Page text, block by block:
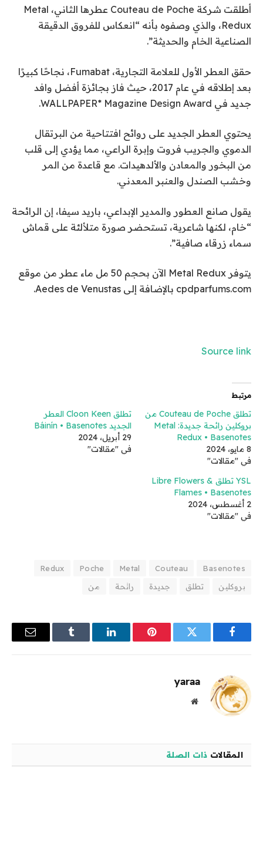
أطلقت شركة Couteau de Poche عطرها الثاني، Metal
Redux، والذي وصفوه بأنه “انعكاس للفروق الدقيقة
الصناعية الخام والحديثة”.
حقق العطر الأول للعلامة التجارية، Fumabat، نجاحًا كبيرًا
بعد إطلاقه في عام 2017، حيث فاز بجائزة أفضل وافد
جديد في WALLPAPER* Magazine Design Award.
يحتوي العطر الجديد على روائح افتتاحية من البرتقال
الدموي والجريب فروت وإبرة الراعي، مما يؤدي إلى قلب
من البخور والمعادن والألدهيدات. مع قاعدة من المر
وخشب الصندل والعنبر المعدني.
يقول صانع العطور والمدير الإبداعي، باريد سيفا، إن الرائحة
“خام، لكنها شاعرية، تستحضر صورة متلألئة على قماش
سماء زرقاء صافية”.
يتوفر Metal Redux الآن بحجم 50 مل ماء عطر من موقع
cpdparfums.com بالإضافة إلى Aedes de Venustas.
Source link
مرتبط
تطلق Couteau de Poche من
بروكلين رائحة جديدة: Metal
Redux • Basenotes
8 مايو، 2024
في "مقالات"
تطلق Cloon Keen العطر
الجديد Báinín • Basenotes
29 أبريل، 2024
في "مقالات"
YSL تطلق Libre Flowers &
Flames • Basenotes
2 أغسطس، 2024
في "مقالات"
Basenotes
Couteau
Metal
Poche
Redux
بروكلين
تطلق جديدة رائحة من
فيسبوك تويتر بينتيريستلينكدإن Tumblr
البريد
yaraa
موقع
المقالات ذات الصلة